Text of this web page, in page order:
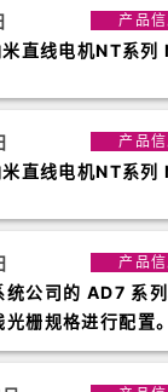
产品
米直线电机NT系
产品
直线电机NT系列
产品
统公司的 AD7 系
栅规格进行配置。